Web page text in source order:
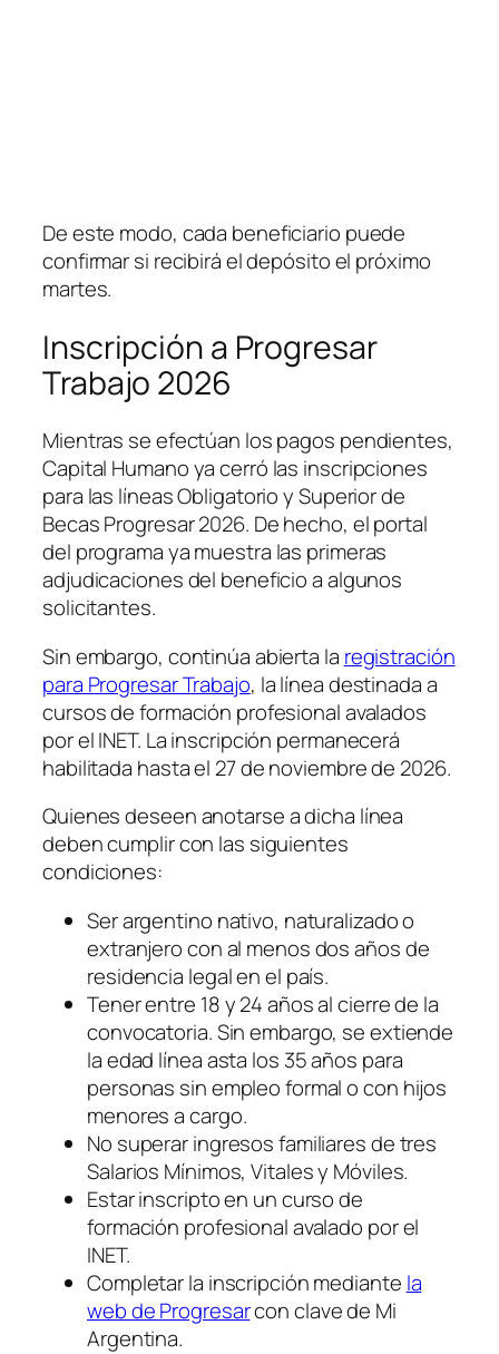
De este modo, cada beneficiario puede
confirmar si recibirá el depósito el próximo
martes.
Inscripción a Progresar
Trabajo 2026
Mientras se efectúan los pagos pendientes,
Capital Humano ya cerró las inscripciones
para las líneas Obligatorio y Superior de
Becas Progresar 2026. De hecho, el portal
del programa ya muestra las primeras
adjudicaciones del beneficio a algunos
solicitantes.
Sin embargo, continúa abierta la registración
para Progresar Trabajo, la línea destinada a
cursos de formación profesional avalados
por el INET. La inscripción permanecerá
habilitada hasta el 27 de noviembre de 2026.
Quienes deseen anotarse a dicha línea
deben cumplir con las siguientes
condiciones:
Ser argentino nativo, naturalizado o
extranjero con al menos dos años de
residencia legal en el país.
Tener entre 18 y 24 años al cierre de la
convocatoria. Sin embargo, se extiende
la edad línea asta los 35 años para
personas sin empleo formal o con hijos
menores a cargo.
No superar ingresos familiares de tres
Salarios Mínimos, Vitales y Móviles.
Estar inscripto en un curso de
formación profesional avalado por el
INET.
Completar la inscripción mediante la
web de Progresarcon clave de Mi
Argentina.